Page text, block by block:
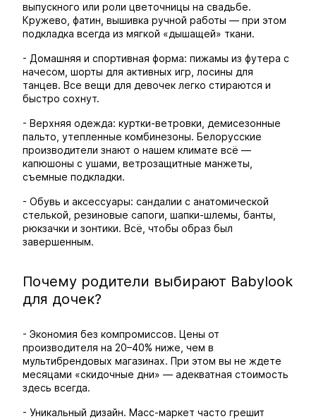
выпускного или роли цветочницы на свадьбе.
Кружево, фатин, вышивка ручной работы — при этом
подкладка всегда из мягкой «дышащей» ткани.
- Домашняя и спортивная форма: пижамы из футера с
начесом, шорты для активных игр, лосины для
танцев. Все вещи для девочек легко стираются и
быстро сохнут.
- Верхняя одежда: куртки-ветровки, демисезонные
пальто, утепленные комбинезоны. Белорусские
производители знают о нашем климате всё —
капюшоны с ушами, ветрозащитные манжеты,
съемные подкладки.
- Обувь и аксессуары: сандалии с анатомической
стелькой, резиновые сапоги, шапки-шлемы, банты,
рюкзачки и зонтики. Всё, чтобы образ был
завершенным.
Почему родители выбирают Babylook
для дочек?
- Экономия без компромиссов. Цены от
производителя на 20–40% ниже, чем в
мультибрендовых магазинах. При этом вы не ждете
месяцами «скидочные дни» — адекватная стоимость
здесь всегда.
- Уникальный дизайн. Масс-маркет часто грешит